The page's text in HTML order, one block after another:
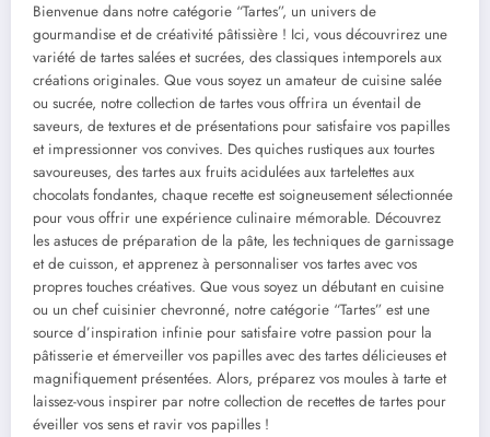
Bienvenue dans notre catégorie “Tartes”, un univers de
gourmandise et de créativité pâtissière ! Ici, vous découvrirez une
variété de tartes salées et sucrées, des classiques intemporels aux
créations originales. Que vous soyez un amateur de cuisine salée
ou sucrée, notre collection de tartes vous offrira un éventail de
saveurs, de textures et de présentations pour satisfaire vos papilles
et impressionner vos convives. Des quiches rustiques aux tourtes
savoureuses, des tartes aux fruits acidulées aux tartelettes aux
chocolats fondantes, chaque recette est soigneusement sélectionnée
pour vous offrir une expérience culinaire mémorable. Découvrez
les astuces de préparation de la pâte, les techniques de garnissage
et de cuisson, et apprenez à personnaliser vos tartes avec vos
propres touches créatives. Que vous soyez un débutant en cuisine
ou un chef cuisinier chevronné, notre catégorie “Tartes” est une
source d’inspiration infinie pour satisfaire votre passion pour la
pâtisserie et émerveiller vos papilles avec des tartes délicieuses et
magnifiquement présentées. Alors, préparez vos moules à tarte et
laissez-vous inspirer par notre collection de recettes de tartes pour
éveiller vos sens et ravir vos papilles !